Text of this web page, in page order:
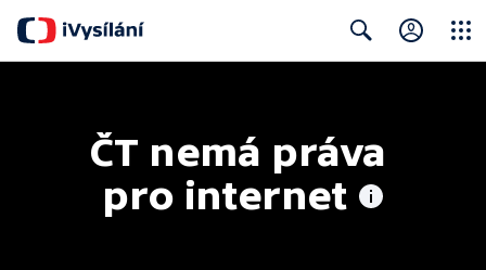
ČT nemá práva
pro internet